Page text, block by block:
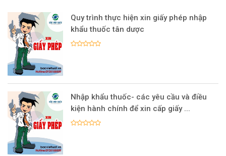
Quy trình thực hiện xin giấy phép nhập
khẩu thuốc tân dược
Nhập khẩu thuốc- các yêu cầu và điều
kiện hành chính để xin cấp giấy ...